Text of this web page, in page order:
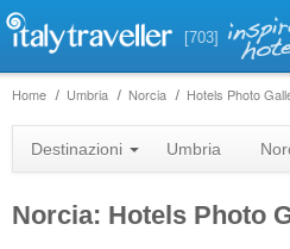
[703]
Home Umbria Norcia Hotels Photo
Destinazioni Umbria
Norcia: Hotels Photo